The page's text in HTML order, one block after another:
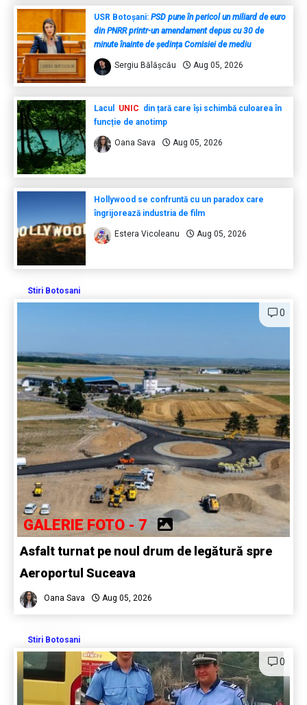
USR Botoșani: PSD pune în pericol un miliard de euro
din PNRR printr-un amendament depus cu 30 de
minute înainte de ședința Comisiei de mediu
Sergiu Bălășcău Aug 05, 2026
Lacul UNIC din țară care își schimbă culoarea în
funcție de anotimp
Oana Sava Aug 05, 2026
Hollywood se confruntă cu un paradox care
îngrijorează industria de film
Estera Vicoleanu Aug 05, 2026
Stiri Botosani
0
GALERIE FOTO - 7
Asfalt turnat pe noul drum de legătură spre
Aeroportul Suceava
Oana Sava Aug 05, 2026
Stiri Botosani
0